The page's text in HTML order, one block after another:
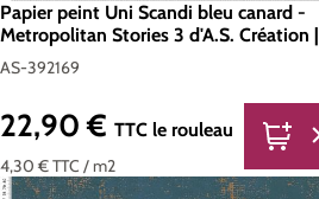
Papier peint Uni Scandi bleu canard -
Metropolitan Stories 3 d'A.S. Création |
Réf. AS-392169
AS-392169
4,30 €TTC / m2
Prix régulier :
22,90 € TTC le rouleau